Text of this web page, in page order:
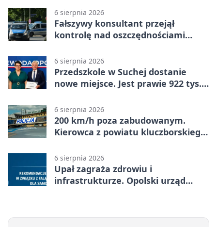
6 sierpnia 2026
Fałszywy konsultant przejął
kontrolę nad oszczędnościami
6 sierpnia 2026
Przedszkole w Suchej dostanie
nowe miejsce. Jest prawie 922 tys.
6 sierpnia 2026
200 km/h poza zabudowanym.
Kierowca z powiatu kluczborskiego
6 sierpnia 2026
Upał zagraża zdrowiu i
infrastrukturze. Opolski urząd